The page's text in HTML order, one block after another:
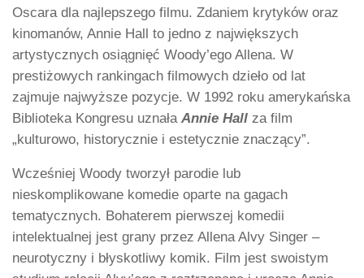
Oscara dla najlepszego filmu. Zdaniem krytyków oraz
kinomanów, Annie Hall to jedno z największych
artystycznych osiągnięć Woody’ego Allena. W
prestiżowych rankingach filmowych dzieło od lat
zajmuje najwyższe pozycje. W 1992 roku amerykańska
Biblioteka Kongresu uznała Annie Hall za film
„kulturowo, historycznie i estetycznie znaczący”.
Wcześniej Woody tworzył parodie lub
nieskomplikowane komedie oparte na gagach
tematycznych. Bohaterem pierwszej komedii
intelektualnej jest grany przez Allena Alvy Singer –
neurotyczny i błyskotliwy komik. Film jest swoistym